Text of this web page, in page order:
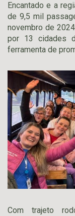
Encantado e a
de 9,5 mil
novembro de
por 13 cidades
ferramenta de
Com trajeto